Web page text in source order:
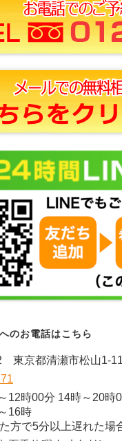
のお電話はこちら
東京都清瀬市松山1-
12時00分 14時～20時
16時
方で5分以上遅れた場